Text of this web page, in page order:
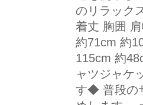
のリラック
着丈 胸囲
約71cm 約
115cm 約
ャツジャケ
す◆ 普段の